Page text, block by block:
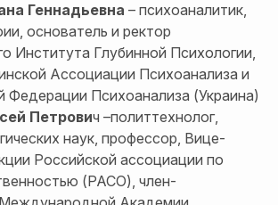
Геннадьевна – психоаналитик,
основатель и ректор
Института Глубинной Психологии,
Ассоциации Психоанализа и
Психоанализа (Украина)
Петрович –политтехнолог,
наук, профессор, Вице-
Российской ассоциации по
(РАСО), член-